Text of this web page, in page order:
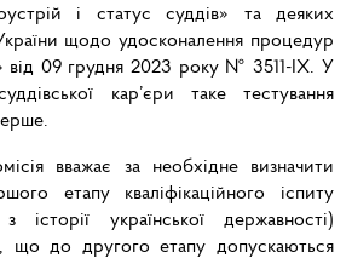
і статус суддів» та деяких
щодо удосконалення процедур
від 09 грудня 2023 року № 3511-IX. У
кар’єри таке тестування
вважає за необхідне визначити
етапу кваліфікаційного іспиту
історії української державності)
що до другого етапу допускаються